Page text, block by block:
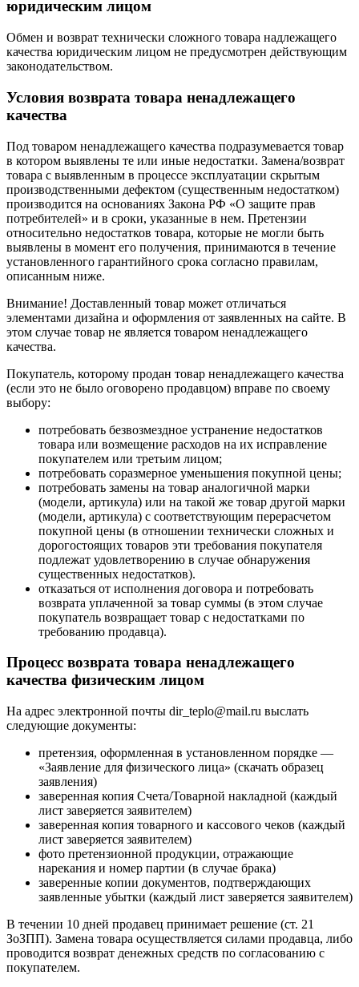
юридическим лицом
Обмен и возврат технически сложного товара надлежащего
качества юридическим лицом не предусмотрен действующим
законодательством.
Условия возврата товара ненадлежащего
качества
Под товаром ненадлежащего качества подразумевается товар
в котором выявлены те или иные недостатки. Замена/возврат
товара с выявленным в процессе эксплуатации скрытым
производственными дефектом (существенным недостатком)
производится на основаниях Закона РФ «О защите прав
потребителей» и в сроки, указанные в нем. Претензии
относительно недостатков товара, которые не могли быть
выявлены в момент его получения, принимаются в течение
установленного гарантийного срока согласно правилам,
описанным ниже.
Внимание! Доставленный товар может отличаться
элементами дизайна и оформления от заявленных на сайте. В
этом случае товар не является товаром ненадлежащего
качества.
Покупатель, которому продан товар ненадлежащего качества
(если это не было оговорено продавцом) вправе по своему
выбору:
потребовать безвозмездное устранение недостатков
товара или возмещение расходов на их исправление
покупателем или третьим лицом;
потребовать соразмерное уменьшения покупной цены;
потребовать замены на товар аналогичной марки
(модели, артикула) или на такой же товар другой марки
(модели, артикула) с соответствующим перерасчетом
покупной цены (в отношении технически сложных и
дорогостоящих товаров эти требования покупателя
подлежат удовлетворению в случае обнаружения
существенных недостатков).
отказаться от исполнения договора и потребовать
возврата уплаченной за товар суммы (в этом случае
покупатель возвращает товар с недостатками по
требованию продавца).
Процесс возврата товара ненадлежащего
качества физическим лицом
На адрес электронной почты dir_teplo@mail.ru выслать
следующие документы:
претензия, оформленная в установленном порядке —
«Заявление для физического лица» (скачать образец
заявления)
заверенная копия Счета/Товарной накладной (каждый
лист заверяется заявителем)
заверенная копия товарного и кассового чеков (каждый
лист заверяется заявителем)
фото претензионной продукции, отражающие
нарекания и номер партии (в случае брака)
заверенные копии документов, подтверждающих
заявленные убытки (каждый лист заверяется заявителем)
В течении 10 дней продавец принимает решение (ст. 21
ЗоЗПП). Замена товара осуществляется силами продавца, либо
проводится возврат денежных средств по согласованию с
покупателем.